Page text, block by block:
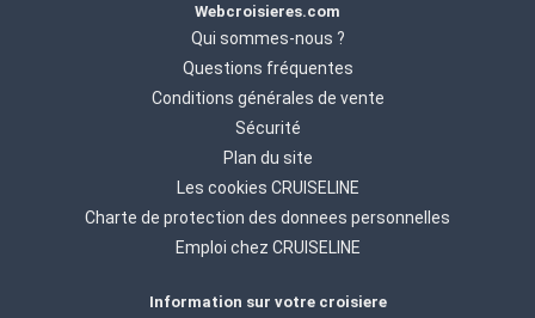
Webcroisieres.com
Qui sommes-nous ?
Questions fréquentes
Conditions générales de vente
Sécurité
Plan du site
Les cookies CRUISELINE
Charte de protection des donnees personnelles
Emploi chez CRUISELINE
Information sur votre croisiere